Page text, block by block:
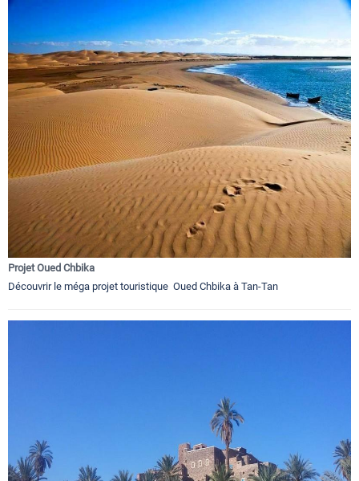
Projet Oued Chbika
Découvrir le méga projet touristique Oued Chbika à Tan-Tan